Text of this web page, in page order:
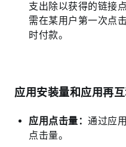
支出除以获得的链接
需在某用户第一次点
时付款。
应用安装量和应用再
应用点击量： 通过应
点击量。